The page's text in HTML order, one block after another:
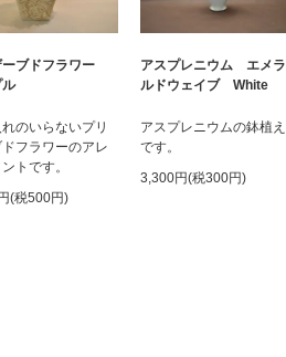
ーブドフラワー
のいらないプリ
フラワーのアレ
トです。
(税500円)
アスプレニウム エメラ
ルドウェイブ White
アスプレニウムの鉢植え
です。
3,300円(税300円)